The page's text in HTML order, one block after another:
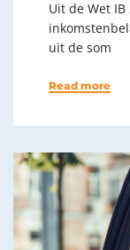
Uit de Wet
uit de som
Read more